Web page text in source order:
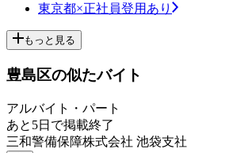
東京都×正社員登用あり
もっと見る
豊島区の似たバイト
アルバイト・パート
あと5日で掲載終了
三和警備保障株式会社 池袋支社